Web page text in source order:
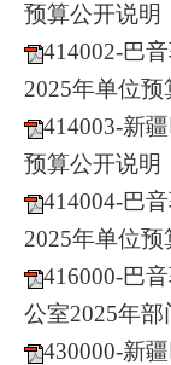
预算公开说明
414002-巴
2025年单位预
414003-新
预算公开说明
414004-巴
2025年单位预
416000-巴
公室2025年部
430000-新